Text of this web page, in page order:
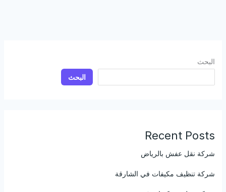
البحث
البحث
Recent Posts
شركة نقل عفش بالرياض
شركة تنظيف مكيفات في الشارقة